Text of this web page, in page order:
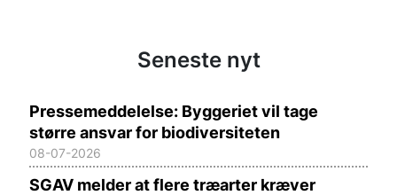
Seneste nyt
Pressemeddelelse: Byggeriet vil tage
større ansvar for biodiversiteten
08-07-2026
SGAV melder at flere træarter kræver